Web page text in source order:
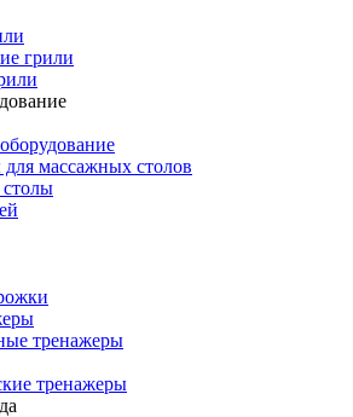
грили
для массажных столов
тренажеры
тренажеры